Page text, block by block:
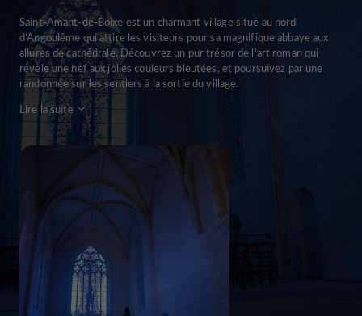
Saint-Amant-de-Boixe est un charmant village situé au nord
d’Angoulême qui attire les visiteurs pour sa magnifique abbaye aux
allures de cathédrale. Découvrez un pur trésor de l’art roman qui
révèle une nef aux jolies couleurs bleutées, et poursuivez par une
randonnée sur les sentiers à la sortie du village.
Lire la suite